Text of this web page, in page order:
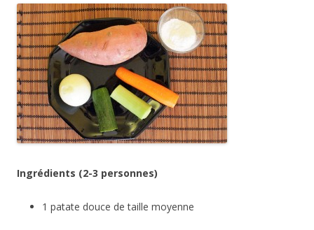
Ingrédients (2-3 personnes)
1 patate douce de taille moyenne